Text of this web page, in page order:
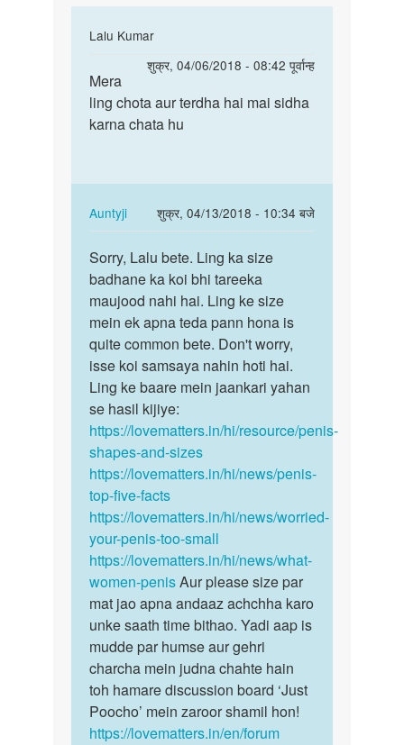
Lalu Kumar
शुक्र, 04/06/2018 - 08:42 पूर्वान्ह
In
to
मैं
मेरे
आकार
बढ़ाना
by
Rakesh
Mera
ling
chota
Mera
ling chota aur terdha hai mai sidha
karna chata hu
Auntyji
शुक्र, 04/13/2018 - 10:34 बजे
In
reply
to
Mera
ling
chota
aur
terdha…
by
Lalu
Kumar
Sorry,
Lalu
bete.
Ling
ka…
Sorry, Lalu bete. Ling ka size
badhane ka koi bhi tareeka
maujood nahi hai. Ling ke size
mein ek apna teda pann hona is
quite common bete. Don't worry,
isse koi samsaya nahin hoti hai.
Ling ke baare mein jaankari yahan
se hasil kijiye:
https://lovematters.in/hi/resource/penis-
shapes-and-sizes
https://lovematters.in/hi/news/penis-
top-five-facts
https://lovematters.in/hi/news/worried-
your-penis-too-small
https://lovematters.in/hi/news/what-
women-penisAur please size par
mat jao apna andaaz achchha karo
unke saath time bithao. Yadi aap is
mudde par humse aur gehri
charcha mein judna chahte hain
toh hamare discussion board ‘Just
Poocho’ mein zaroor shamil hon!
https://lovematters.in/en/forum